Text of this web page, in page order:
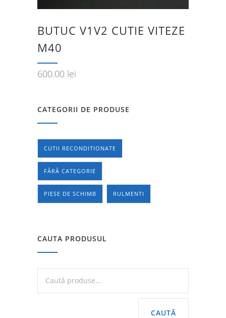
BUTUC V1V2 CUTIE VITEZE
M40
600.00 lei
CATEGORII DE PRODUSE
CUTII RECONDITIONATE
FĂRĂ CATEGORIE
PIESE DE SCHIMB RULMENTI
CAUTA PRODUSUL
CAUTĂ